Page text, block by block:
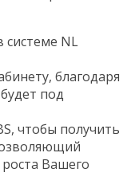
системе NL
благодаря
под
чтобы получить
Вашего